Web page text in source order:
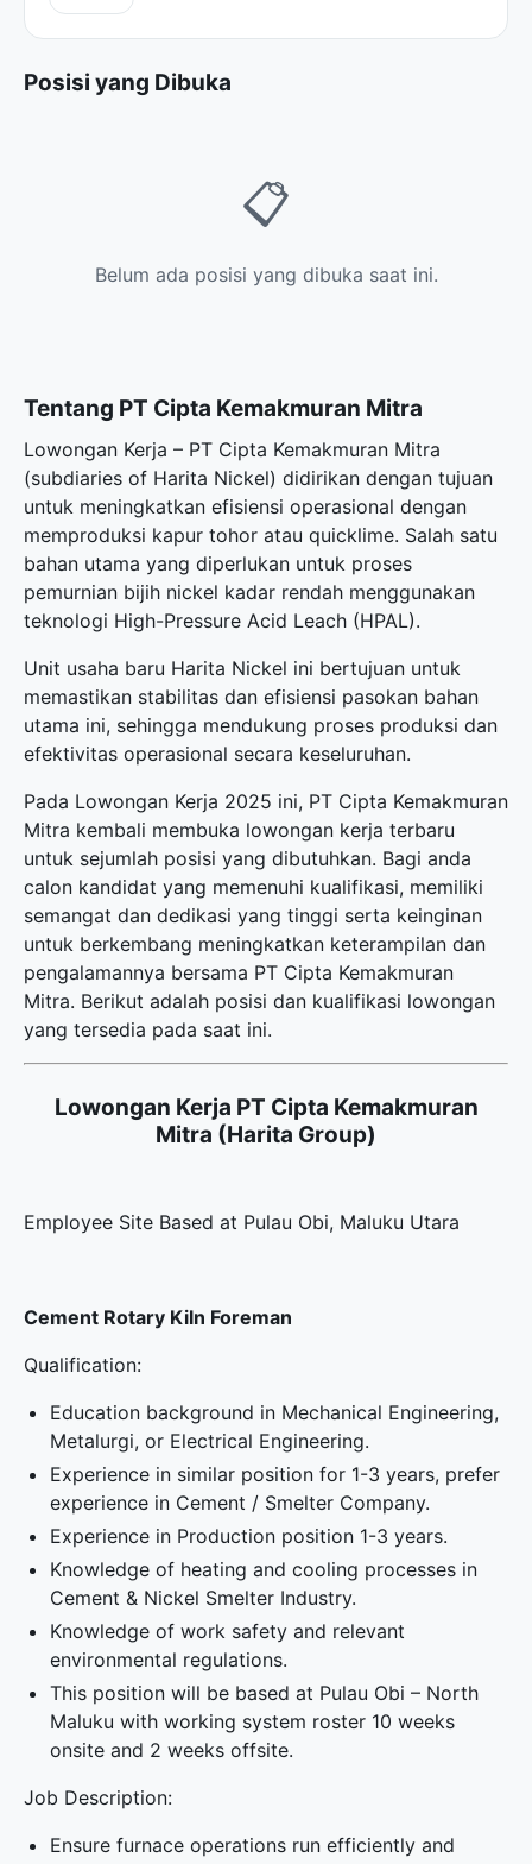
Posisi yang Dibuka
📋
Belum ada posisi yang dibuka saat ini.
Tentang PT Cipta Kemakmuran Mitra
Lowongan Kerja – PT Cipta Kemakmuran Mitra
(subdiaries of Harita Nickel) didirikan dengan tujuan
untuk meningkatkan efisiensi operasional dengan
memproduksi kapur tohor atau quicklime. Salah satu
bahan utama yang diperlukan untuk proses
pemurnian bijih nickel kadar rendah menggunakan
teknologi High-Pressure Acid Leach (HPAL).
Unit usaha baru Harita Nickel ini bertujuan untuk
memastikan stabilitas dan efisiensi pasokan bahan
utama ini, sehingga mendukung proses produksi dan
efektivitas operasional secara keseluruhan.
Pada Lowongan Kerja 2025 ini, PT Cipta Kemakmuran
Mitra kembali membuka lowongan kerja terbaru
untuk sejumlah posisi yang dibutuhkan. Bagi anda
calon kandidat yang memenuhi kualifikasi, memiliki
semangat dan dedikasi yang tinggi serta keinginan
untuk berkembang meningkatkan keterampilan dan
pengalamannya bersama PT Cipta Kemakmuran
Mitra. Berikut adalah posisi dan kualifikasi lowongan
yang tersedia pada saat ini.
Lowongan Kerja PT Cipta Kemakmuran
Mitra (Harita Group)
Employee Site Based at Pulau Obi, Maluku Utara
Cement Rotary Kiln Foreman
Qualification:
Education background in Mechanical Engineering,
Metalurgi, or Electrical Engineering.
Experience in similar position for 1-3 years, prefer
experience in Cement / Smelter Company.
Experience in Production position 1-3 years.
Knowledge of heating and cooling processes in
Cement & Nickel Smelter Industry.
Knowledge of work safety and relevant
environmental regulations.
This position will be based at Pulau Obi – North
Maluku with working system roster 10 weeks
onsite and 2 weeks offsite.
Job Description:
Ensure furnace operations run efficiently and